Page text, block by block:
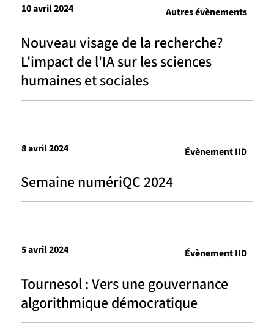
Nouveau visage de la recherche?
L'impact de l'IA sur les sciences
humaines et sociales
10 avril 2024 Autres évènements
Semaine numériQC 2024
8 avril 2024 Évènement IID
Tournesol : Vers une gouvernance
algorithmique démocratique
5 avril 2024 Évènement IID